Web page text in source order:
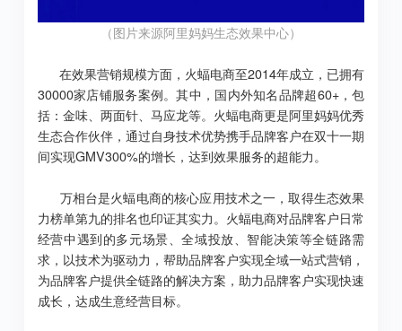
（图片来源阿里妈妈生态效果中心）
在效果营销规模方面，火蝠电商至2014年成立，已拥有
30000家店铺服务案例。其中，国内外知名品牌超60+，包
括：金味、两面针、马应龙等。火蝠电商更是阿里妈妈优秀
生态合作伙伴，通过自身技术优势携手品牌客户在双十一期
间实现GMV300%的增长，达到效果服务的超能力。
万相台是火蝠电商的核心应用技术之一，取得生态效果
力榜单第九的排名也印证其实力。火蝠电商对品牌客户日常
经营中遇到的多元场景、全域投放、智能决策等全链路需
求，以技术为驱动力，帮助品牌客户实现全域一站式营销，
为品牌客户提供全链路的解决方案，助力品牌客户实现快速
成长，达成生意经营目标。